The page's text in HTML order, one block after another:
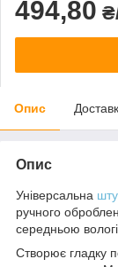
494,80
Опис
Опис
Універсальна
ручного
середньою
Створює гладку